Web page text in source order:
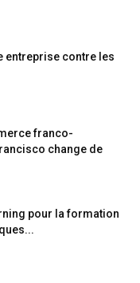
entreprise contre les
franco-
change de
pour la formation